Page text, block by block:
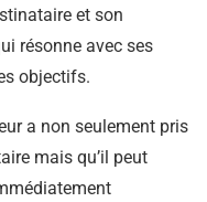
et son
résonne avec ses
objectifs.
a non seulement pris
mais qu’il peut